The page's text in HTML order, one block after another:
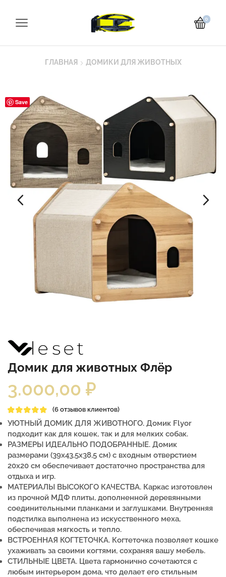
0
ГЛАВНАЯ ДОМИКИ ДЛЯ ЖИВОТНЫХ
Save
Домик для животных Флёр
3.000,00 ₽
(6 отзывов клиентов)
УЮТНЫЙ ДОМИК ДЛЯ ЖИВОТНОГО. Домик Flyor
подходит как для кошек, так и для мелких собак.
РАЗМЕРЫ ИДЕАЛЬНО ПОДОБРАННЫЕ. Домик
размерами (39х43,5х38,5 см) с входным отверстием
20х20 см обеспечивает достаточно пространства для
отдыха и игр.
МАТЕРИАЛЫ ВЫСОКОГО КАЧЕСТВА. Каркас изготовлен
из прочной МДФ плиты, дополненной деревянными
соединительными планками и заглушками. Внутренняя
подстилка выполнена из искусственного меха,
обеспечивая мягкость и тепло.
ВСТРОЕННАЯ КОГТЕТОЧКА. Когтеточка позволяет кошке
ухаживать за своими когтями, сохраняя вашу мебель.
СТИЛЬНЫЕ ЦВЕТА. Цвета гармонично сочетаются с
любым интерьером дома, что делает его стильным